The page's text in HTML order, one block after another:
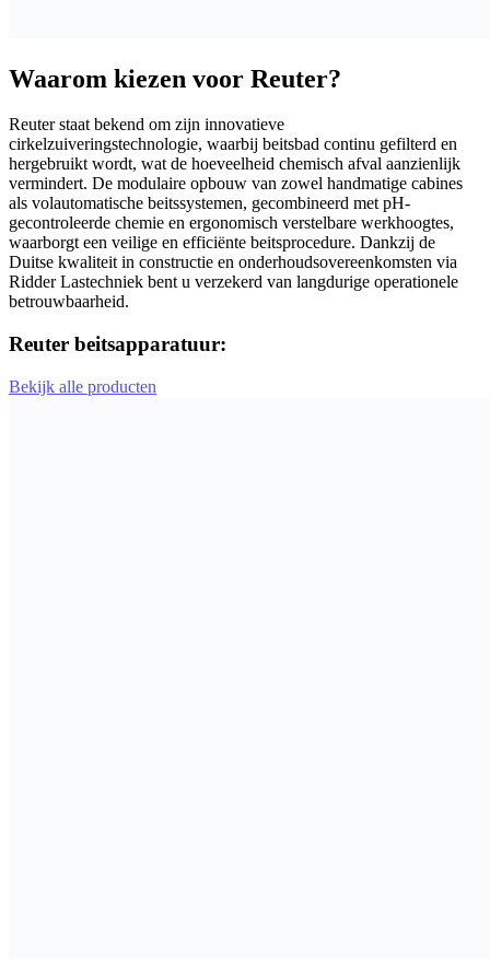
Waarom kiezen voor Reuter?
Reuter staat bekend om zijn innovatieve
cirkelzuiveringstechnologie, waarbij beitsbad continu gefilterd en
hergebruikt wordt, wat de hoeveelheid chemisch afval aanzienlijk
vermindert. De modulaire opbouw van zowel handmatige cabines
als volautomatische beitssystemen, gecombineerd met pH-
gecontroleerde chemie en ergonomisch verstelbare werkhoogtes,
waarborgt een veilige en efficiënte beitsprocedure. Dankzij de
Duitse kwaliteit in constructie en onderhoudsovereenkomsten via
Ridder Lastechniek bent u verzekerd van langdurige operationele
betrouwbaarheid.
Reuter beitsapparatuur:
Bekijk alle producten